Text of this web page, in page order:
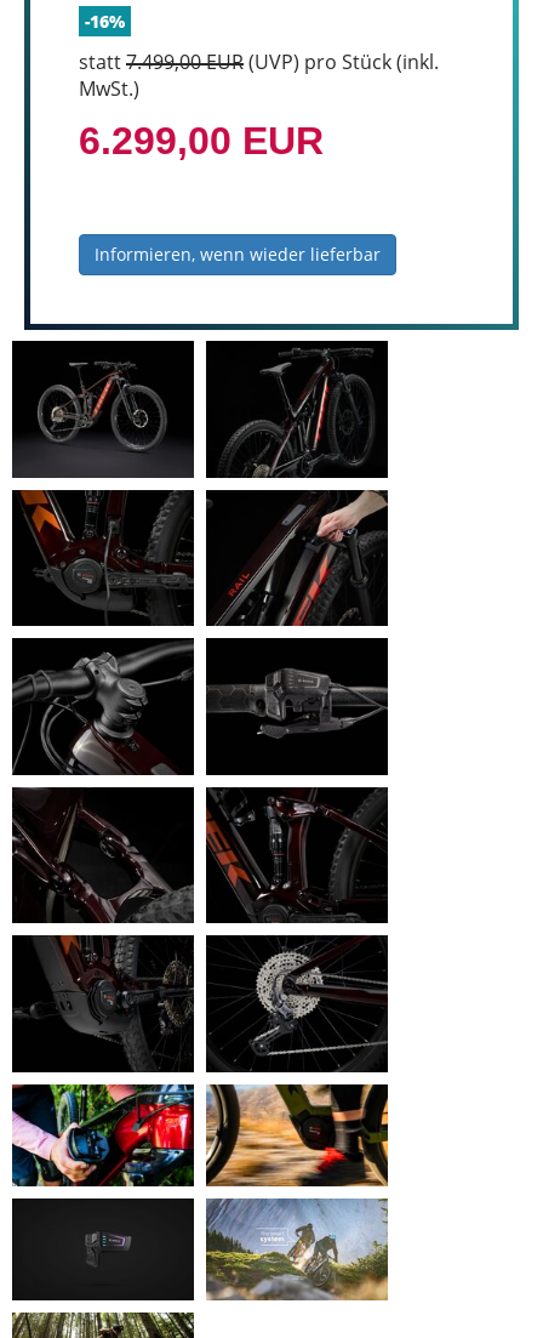
-16%
statt7.499,00 EUR(UVP) pro Stück (inkl.
MwSt.)
6.299,00 EUR
Informieren, wenn wieder lieferbar